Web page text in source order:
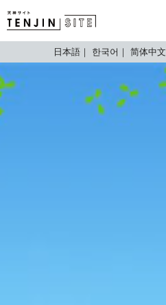
TENJIN SITE
日本語 한국어 简体中文